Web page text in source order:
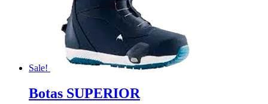
Sale!
Botas SUPERIOR